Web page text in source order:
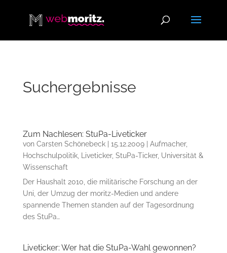
Suchergebnisse
Zum Nachlesen: StuPa-Liveticker
von Carsten Schönebeck| 15.12.2009| Aufmacher,
Hochschulpolitik, Liveticker, StuPa-Ticker, Universität &
Wissenschaft
Der Haushalt 2010, die militärische Forschung an der
Uni, der Umzug der moritz-Medien und andere
spannende Themen standen auf der Tagesordnung
des StuPa…
Liveticker: Wer hat die StuPa-Wahl gewonnen?